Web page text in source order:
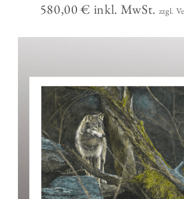
580,00€ inkl. MwSt. zzgl.